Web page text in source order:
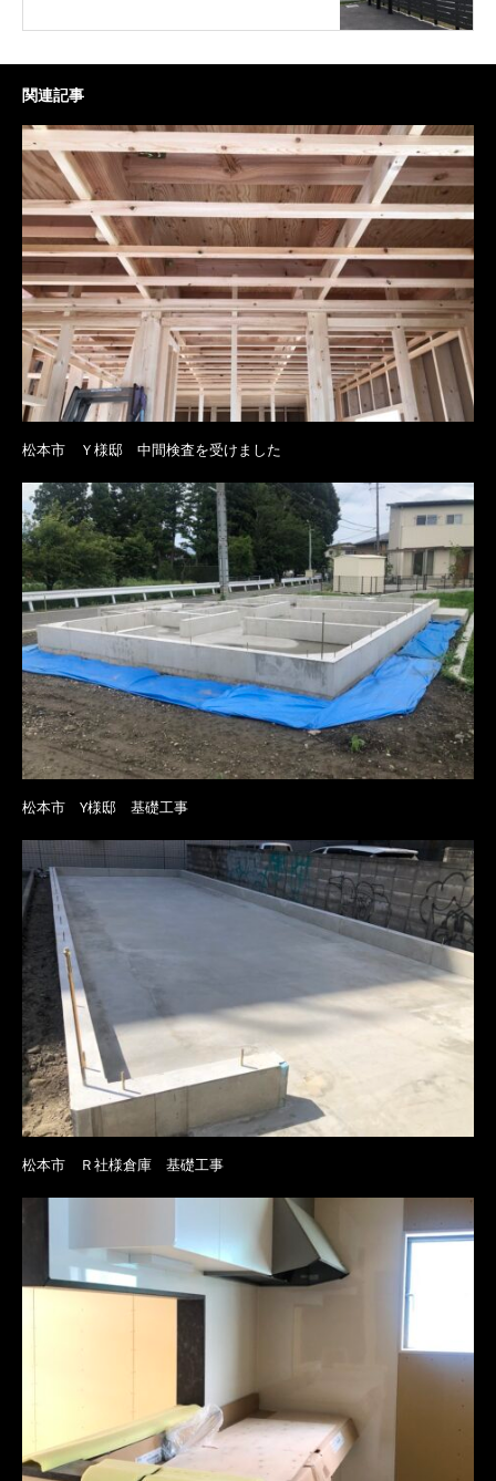
関連記事
松本市 Ｙ様邸 中間検査を受けました
松本市 Y様邸 基礎工事
松本市 Ｒ社様倉庫 基礎工事